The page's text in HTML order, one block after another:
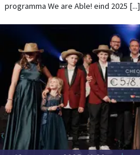
programma We are Able! eind 2025 [...]